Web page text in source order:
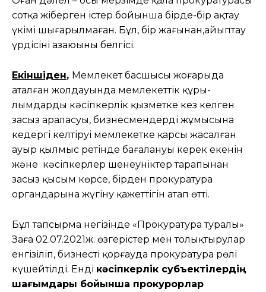
сотқа жіберген істер бойынша бірде-бір ақтау
үкімі шығарылмаған. Бұл, бір жағынан,айыптау
үрдісінің азаюының белгісі.
Екіншіден, Мемлекет басшысы жоғарыда
аталған жолдауында мемлекеттік құры­
лымдардың кәсіпкерлік қызметке кез келген
заңсыз араласуы, бизнесмендердің жұмысына
кедергі келтіруі мемлекет­ке қарсы жасалған
ауыр қылмыс ретін­де ба­ғалануы керек екенін
және кәсіпкерлер шенеу­нік­тер тарапынан
заңсыз қысым көрсе, бір­ден прокуратура
органдарына жүгіну қажеттігін атап өтті.
Бұл тапсырма негізінде «Прокуратура туралы»
Заңға 02.07.2021ж. өзгерістер мен толықтырулар
енгізіліп, бизнесті қорғауда прокуратура рөлі
күшейтілді. Енді кәсіпкерлік субъектілердің
шағымдары бойынша прокурорлар